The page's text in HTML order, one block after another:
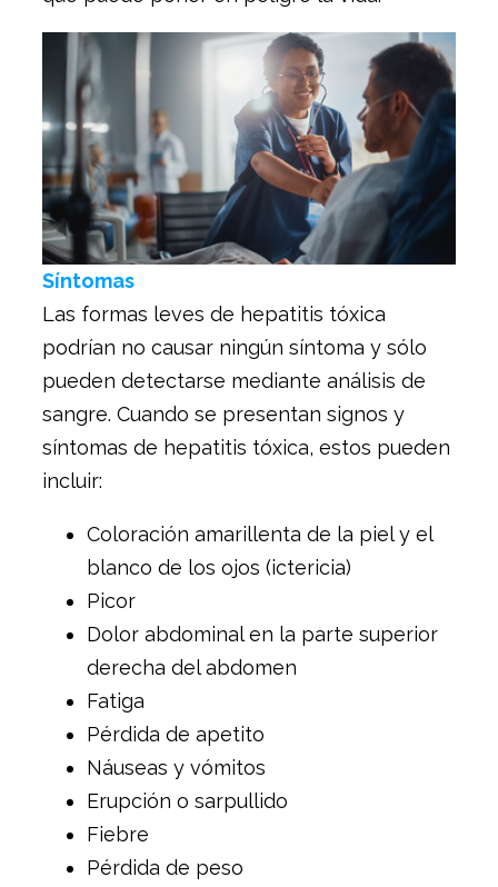
Síntomas
Las formas leves de hepatitis tóxica
podrían no causar ningún síntoma y sólo
pueden detectarse mediante análisis de
sangre. Cuando se presentan signos y
síntomas de hepatitis tóxica, estos pueden
incluir:
Coloración amarillenta de la piel y el
blanco de los ojos (ictericia)
Picor
Dolor abdominal en la parte superior
derecha del abdomen
Fatiga
Pérdida de apetito
Náuseas y vómitos
Erupción o sarpullido
Fiebre
Pérdida de peso